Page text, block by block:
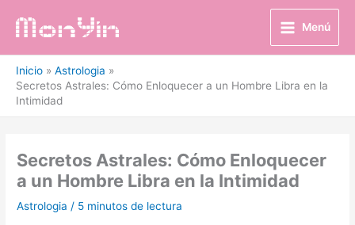
Menú
Inicio
Astrologia
Secretos Astrales: Cómo Enloquecer a un Hombre Libra en la
Intimidad
Secretos Astrales: Cómo Enloquecer
a un Hombre Libra en la Intimidad
Astrologia / 5 minutos de lectura